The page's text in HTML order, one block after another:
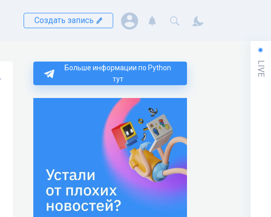
Создать запись
Больше информации по Python
тут
LIVE